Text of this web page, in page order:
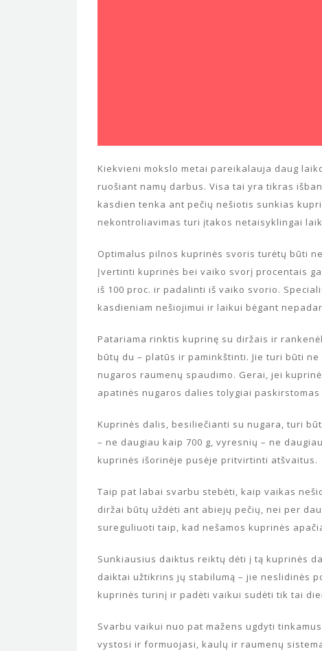
Kiekvieni mokslo metai pareikalauja daug
ruošiant namų darbus. Visa tai yra tikras
kasdien tenka ant pečių nešiotis sunkias
nekontroliavimas turi įtakos netaisyklingai
Optimalus pilnos kuprinės svoris turėtų būti
Įvertinti kuprinės bei vaiko svorį procentais
iš 100 proc. ir padalinti iš vaiko svorio.
kasdieniam nešiojimui ir laikui bėgant
Patariama rinktis kuprinę su diržais ir
būtų du – platūs ir paminkštinti. Jie turi būti
nugaros raumenų spaudimo. Gerai, jei
apatinės nugaros dalies tolygiai paskirstomas
Kuprinės dalis, besiliečianti su nugara, turi
– ne daugiau kaip 700 g, vyresnių – ne
kuprinės išorinėje pusėje pritvirtinti atšvaitus.
Taip pat labai svarbu stebėti, kaip vaikas
diržai būtų uždėti ant abiejų pečių, nei per
sureguliuoti taip, kad nešamos kuprinės
Sunkiausius daiktus reiktų dėti į tą kuprinės
daiktai užtikrins jų stabilumą – jie neslidinės
kuprinės turinį ir padėti vaikui sudėti tik tai
Svarbu vaikui nuo pat mažens ugdyti
vystosi ir formuojasi, kaulų ir raumenų